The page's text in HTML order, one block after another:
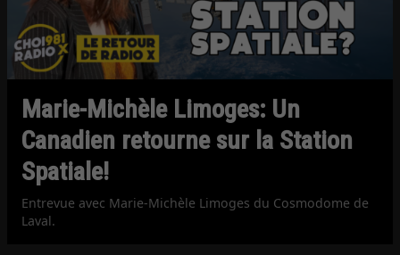
Marie-Michèle Limoges: Un
Canadien retourne sur la Station
Spatiale!
Entrevue avec Marie-Michèle Limoges du Cosmodome de
Laval.